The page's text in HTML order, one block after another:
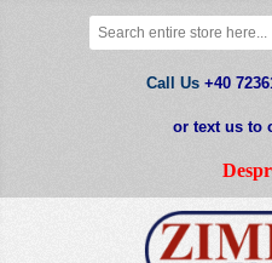
Call Us +40
or text us to